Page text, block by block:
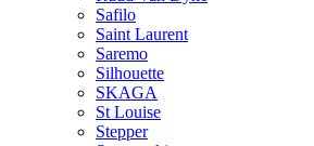
Safilo
Saint Laurent
Saremo
Silhouette
SKAGA
St Louise
Stepper